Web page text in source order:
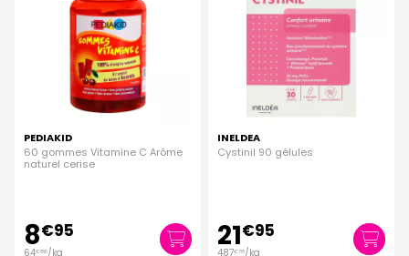
PEDIAKID
60 gommes Vitamine C Arôme
naturel cerise
8€95
64€86/kg
INELDEA
Cystinil 90 gélules
21€95
487€78/kg